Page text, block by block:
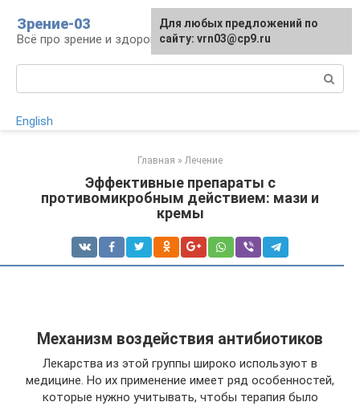
контенту
Зрение-03
Всё про зрение и здоровье глаз
English
Главная » Лечение
Эффективные препараты с
противомикробным действием: мази и
кремы
Механизм воздействия антибиотиков
Лекарства из этой группы широко используют в
медицине. Но их применение имеет ряд особенностей,
которые нужно учитывать, чтобы терапия было
Для любых предложений по
сайту: vrn03@cp9.ru